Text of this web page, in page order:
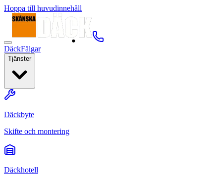
Hoppa till huvudinnehåll
DäckFälgar
Tjänster
Däckbyte
Skifte och montering
Däckhotell